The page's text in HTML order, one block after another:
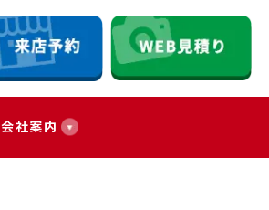
会社案内